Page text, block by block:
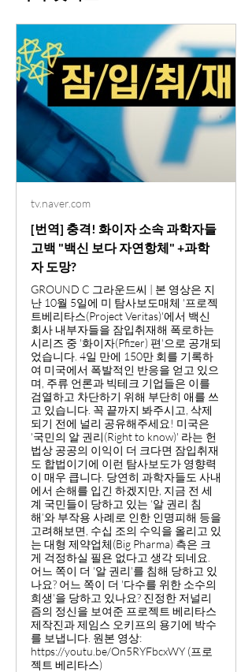
tv.naver.com
[번역] 충격! 화이자 소속 과학자들
고백 "백신 보다 자연항체" +과학
자 도망?
GROUND C 그라운드씨 | 본 영상은 지
난 10월 5일에 미 탐사보도매체 '프로젝
트베리타스(Project Veritas)'에서 백신
회사 내부자들을 잠입취재해 폭로하는
시리즈 중 '화이자(Pfizer) 편'으로 공개되
었습니다. 4일 만에 150만 회를 기록하
여 미국에서 폭발적인 반응을 얻고 있으
며, 주류 언론과 빅테크 기업들은 이를
검열하고 차단하기 위해 부단히 애를 쓰
고 있습니다. 꼭 끝까지 봐주시고, 삭제
되기 전에 널리 공유해주세요! 미국은
'국민의 알 권리(Right to know)' 라는 헌
법상 공공의 이익이 더 크다면 잠입취재
도 합법이기에 이런 탐사보도가 영향력
이 매우 큽니다. 당연히 과학자들도 사내
에서 손해를 입긴 하겠지만, 지금 전 세
계 국민들이 당하고 있는 ‘알 권리 침
해’와 부작용 사례로 인한 인명피해 등을
고려해보면, 수십 조의 수익을 올리고 있
는 대형 제약업체(Big Pharma) 측은 크
게 걱정하실 필욘 없다고 생각 되네요.
어느 쪽이 더 '알 권리'를 침해 당하고 있
나요? 어느 쪽이 더 '다수를 위한 소수의
희생'을 당하고 있나요? 진정한 저널리
즘의 정신을 보여준 프로젝트 베리타스
제작진과 제임스 오키프의 용기에 박수
를 보냅니다. 원본 영상:
https://youtu.be/On5RYFbcxWY (프로
젝트 베리타스)